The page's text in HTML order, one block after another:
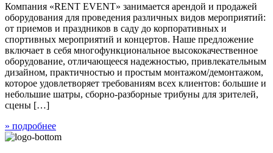
Компания «RENT EVENT» занимается арендой и продажей
оборудования для проведения различных видов мероприятий:
от приемов и праздников в саду до корпоративных и
спортивных мероприятий и концертов. Наше предложение
включает в себя многофункциональное высококачественное
оборудование, отличающееся надежностью, привлекательным
дизайном, практичностью и простым монтажом/демонтажом,
которое удовлетворяет требованиям всех клиентов: большие и
небольшие шатры, сборно-разборные трибуны для зрителей,
сцены […]
» подробнее